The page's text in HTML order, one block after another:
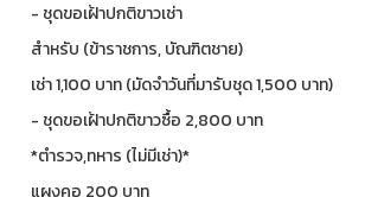
- ชุดขอเฝ้าปกติขาวเช่า
สำหรับ (ข้าราชการ, บัณฑิตชาย)
เช่า 1,100 บาท (มัดจำวันที่มารับชุด 1,500 บาท)
- ชุดขอเฝ้าปกติขาวซื้อ 2,800 บาท
*ตำรวจ,ทหาร (ไม่มีเช่า)*
แผงคอ 200 บาท